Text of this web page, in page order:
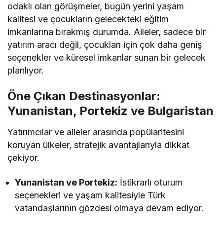
odaklı olan görüşmeler, bugün yerini yaşam
kalitesi ve çocukların gelecekteki eğitim
imkanlarına bırakmış durumda. Aileler, sadece bir
yatırım aracı değil, çocukları için çok daha geniş
seçenekler ve küresel imkanlar sunan bir gelecek
planlıyor.
Öne Çıkan Destinasyonlar:
Yunanistan, Portekiz ve Bulgaristan
Yatırımcılar ve aileler arasında popülaritesini
koruyan ülkeler, stratejik avantajlarıyla dikkat
çekiyor.
Yunanistan ve Portekiz: İstikrarlı oturum
seçenekleri ve yaşam kalitesiyle Türk
vatandaşlarının gözdesi olmaya devam ediyor.